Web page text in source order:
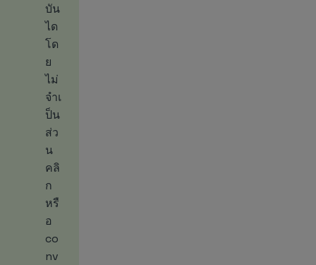
บัน
ได
โด
ย
ไม่
จำเ
ป็น
ส่ว
น
คลิ
ก
หรื
อ
co
nv